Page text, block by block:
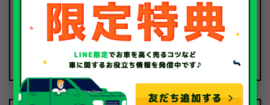
廃車のお役立ちコラム 中古車のお役立ちコラム
2024.12.25
車検費用の相場はいくら？法定費用や車検基本料の内
訳を徹底解説！